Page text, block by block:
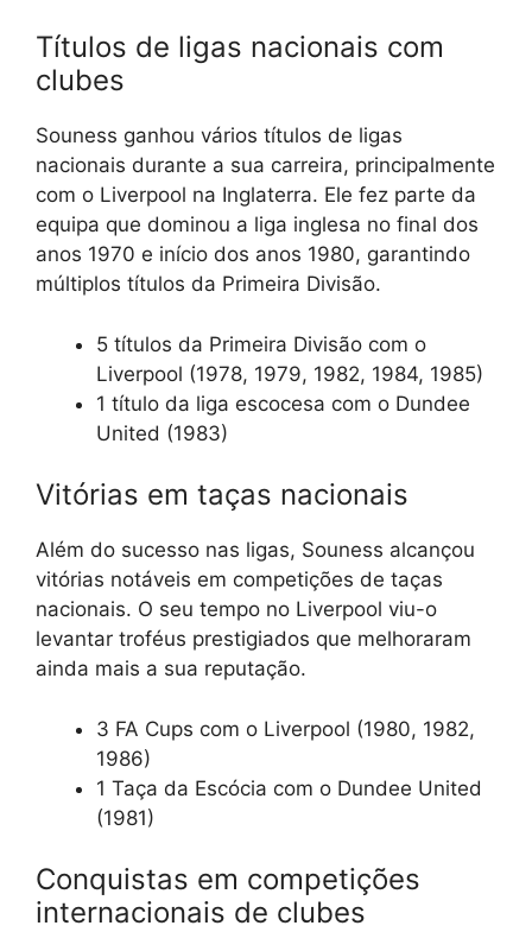
Títulos de ligas nacionais com
clubes
Souness ganhou vários títulos de ligas
nacionais durante a sua carreira, principalmente
com o Liverpool na Inglaterra. Ele fez parte da
equipa que dominou a liga inglesa no final dos
anos 1970 e início dos anos 1980, garantindo
múltiplos títulos da Primeira Divisão.
5 títulos da Primeira Divisão com o
Liverpool (1978, 1979, 1982, 1984, 1985)
1 título da liga escocesa com o Dundee
United (1983)
Vitórias em taças nacionais
Além do sucesso nas ligas, Souness alcançou
vitórias notáveis em competições de taças
nacionais. O seu tempo no Liverpool viu-o
levantar troféus prestigiados que melhoraram
ainda mais a sua reputação.
3 FA Cups com o Liverpool (1980, 1982,
1986)
1 Taça da Escócia com o Dundee United
(1981)
Conquistas em competições
internacionais de clubes